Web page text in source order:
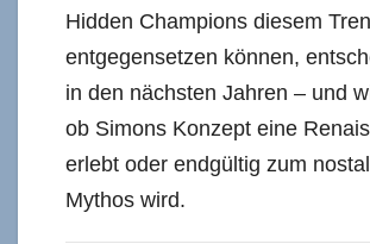
Hidden Champions diesem
entgegensetzen können,
in den nächsten Jahren – und
ob Simons Konzept eine
erlebt oder endgültig zum
Mythos wird.